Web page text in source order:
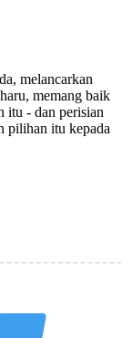
melancarkan
memang baik
itu - dan perisian
pilihan itu kepada